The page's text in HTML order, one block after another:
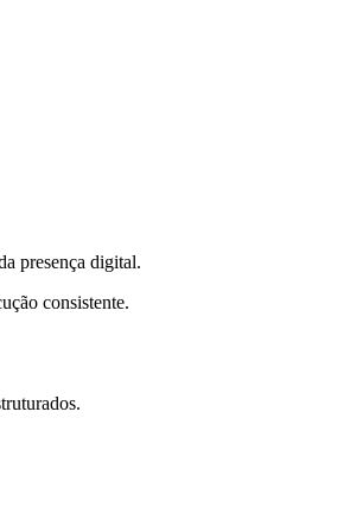
presença digital.
consistente.